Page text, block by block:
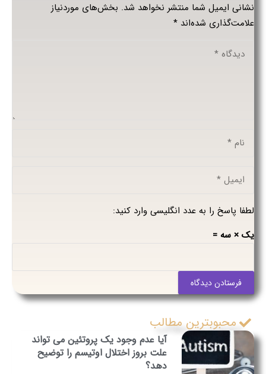
نشانی ایمیل شما منتشر نخواهد شد. بخش‌های موردنیاز
علامت‌گذاری شده‌اند *
لطفا پاسخ را به عدد انگلیسی وارد کنید:
یک × سه =
فرستادن دیدگاه
محبوبترین مطالب
آیا عدم وجود یک پروتئین می تواند
علت بروز اختلال اوتیسم را توضیح
دهد؟